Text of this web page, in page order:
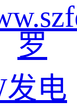
罗
发电